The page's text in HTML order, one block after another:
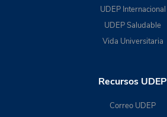
UDEP Internacional
UDEP Saludable
Vida Universitaria
Recursos UDEP
Correo UDEP